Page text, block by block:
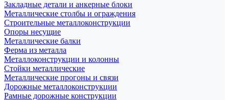
Закладные детали и анкерные блоки
Металлические столбы и ограждения
Строительные металлоконструкции
Опоры несущие
Металлические балки
Ферма из металла
Металлоконструкции и колонны
Стойки металлические
Металлические прогоны и связи
Дорожные металлоконструкции
Рамные дорожные конструкции